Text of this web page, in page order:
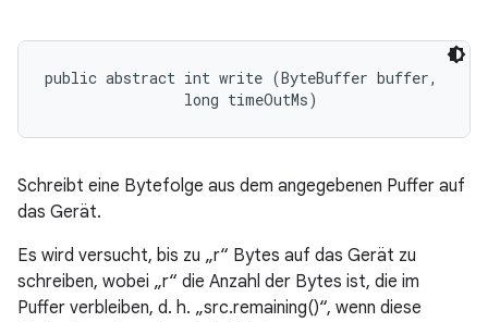
public abstract int write (ByteBuffer buffer,
                long timeOutMs)
Schreibt eine Bytefolge aus dem angegebenen Puffer auf
das Gerät.
Es wird versucht, bis zu „r“ Bytes auf das Gerät zu
schreiben, wobei „r“ die Anzahl der Bytes ist, die im
Puffer verbleiben, d. h. „src.remaining()“, wenn diese